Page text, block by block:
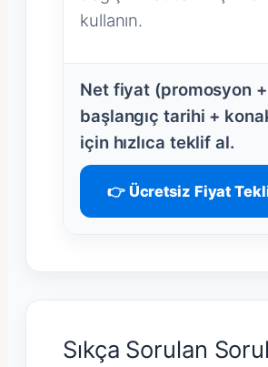
kullanın.
Net fiyat (promosyon +
başlangıç tarihi +
için hızlıca teklif al.
👉 Ücretsiz Fiyat
Sıkça Sorulan